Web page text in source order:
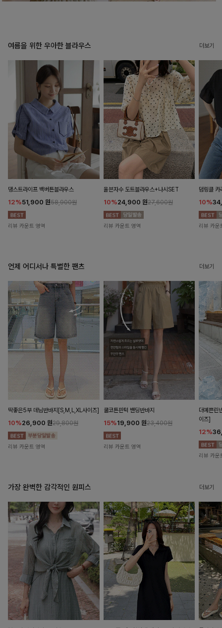
여름을 위한 우아한 블라우스 더보기
댕스트라이프 백버튼블라우스
12%51,900 원58,900원
리뷰 카운트 영역
율븐자수 도트블라우스+나시SET
10%24,900 원27,600원
리뷰 카운트 영역
덤링클 카
10%
리뷰 카운
언제 어디서나 특별한 팬츠 더보기
딱좋은5부 데님반바지[S,M,L,XL사이즈]
10%26,900 원29,800원
리뷰 카운트 영역
쿨코튼핀턱 밴딩반바지
15%19,900 원23,400원
리뷰 카운트 영역
더예쁜린
이즈]
12%
리뷰 카운
가장 완벽한 감각적인 원피스 더보기